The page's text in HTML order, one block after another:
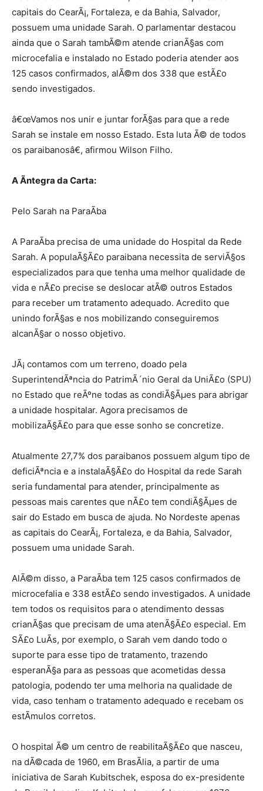
capitais do CearÃ¡, Fortaleza, e da Bahia, Salvador,
possuem uma unidade Sarah. O parlamentar destacou
ainda que o Sarah tambÃ©m atende crianÃ§as com
microcefalia e instalado no Estado poderia atender aos
125 casos confirmados, alÃ©m dos 338 que estÃ£o
sendo investigados.
â€œVamos nos unir e juntar forÃ§as para que a rede
Sarah se instale em nosso Estado. Esta luta Ã© de todos
os paraibanosâ€, afirmou Wilson Filho.
A Ã­ntegra da Carta:
Pelo Sarah na ParaÃ­ba
A ParaÃ­ba precisa de uma unidade do Hospital da Rede
Sarah. A populaÃ§Ã£o paraibana necessita de serviÃ§os
especializados para que tenha uma melhor qualidade de
vida e nÃ£o precise se deslocar atÃ© outros Estados
para receber um tratamento adequado. Acredito que
unindo forÃ§as e nos mobilizando conseguiremos
alcanÃ§ar o nosso objetivo.
JÃ¡ contamos com um terreno, doado pela
SuperintendÃªncia do PatrimÃ´nio Geral da UniÃ£o (SPU)
no Estado que reÃºne todas as condiÃ§Ãµes para abrigar
a unidade hospitalar. Agora precisamos de
mobilizaÃ§Ã£o para que esse sonho se concretize.
Atualmente 27,7% dos paraibanos possuem algum tipo de
deficiÃªncia e a instalaÃ§Ã£o do Hospital da rede Sarah
seria fundamental para atender, principalmente as
pessoas mais carentes que nÃ£o tem condiÃ§Ãµes de
sair do Estado em busca de ajuda. No Nordeste apenas
as capitais do CearÃ¡, Fortaleza, e da Bahia, Salvador,
possuem uma unidade Sarah.
AlÃ©m disso, a ParaÃ­ba tem 125 casos confirmados de
microcefalia e 338 estÃ£o sendo investigados. A unidade
tem todos os requisitos para o atendimento dessas
crianÃ§as que precisam de uma atenÃ§Ã£o especial. Em
SÃ£o LuÃ­s, por exemplo, o Sarah vem dando todo o
suporte para esse tipo de tratamento, trazendo
esperanÃ§a para as pessoas que acometidas dessa
patologia, podendo ter uma melhoria na qualidade de
vida, caso tenham o tratamento adequado e recebam os
estÃ­mulos corretos.
O hospital Ã© um centro de reabilitaÃ§Ã£o que nasceu,
na dÃ©cada de 1960, em BrasÃ­lia, a partir de uma
iniciativa de Sarah Kubitschek, esposa do ex-presidente